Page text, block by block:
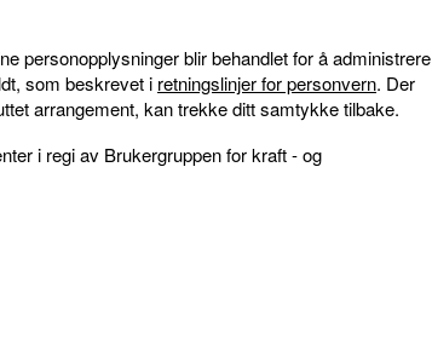
personopplysninger blir behandlet for å administrere
som beskrevet i retningslinjer for personvern. Der
arrangement, kan trekke ditt samtykke tilbake.
i regi av Brukergruppen for kraft - og